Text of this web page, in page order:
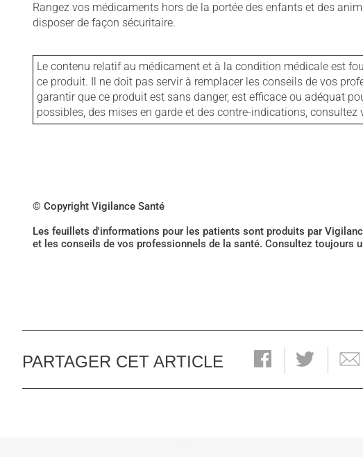
Rangez vos médicaments hors de la portée des enfants et des
disposer de façon sécuritaire.
Le contenu relatif au médicament et à la condition médicale est
ce produit. Il ne doit pas servir à remplacer les conseils de vos
garantir que ce produit est sans danger, est efficace ou adéquat
possibles, des mises en garde et des contre-indications,
© Copyright Vigilance Santé
Les feuillets d'informations pour les patients sont produits par
et les conseils de vos professionnels de la santé. Consultez toujours
PARTAGER CET ARTICLE